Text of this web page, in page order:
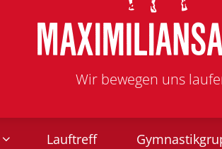
Wir bewegen uns
Lauftreff